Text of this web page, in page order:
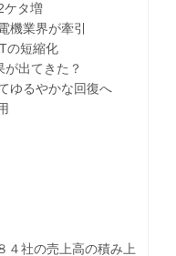
ケタ増
機業界が牽引
の短縮化
が出てきた？
ゆるやかな回復へ
４社の売上高の積み上